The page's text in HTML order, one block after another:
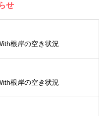
せ
根岸の空き状況
根岸の空き状況